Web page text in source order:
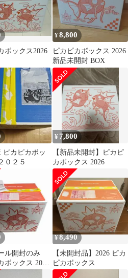
ボックス2026
¥8,800
ピカピカボックス 2026
新品未開封 BOX
カピカボッ
２５
¥ 7,800
【新品未開封】ピカピ
カボックス 2026
ル開封のみ
ボックス 2026
なし
¥8,490
【未開封品】2026 ピカ
ピカボックス